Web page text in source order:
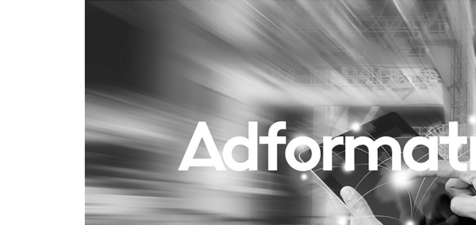
Influencer marketing
Interne communicatie
Purpose Marketing
Reputatie & crisis